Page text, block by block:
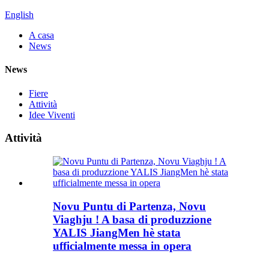
English
A casa
News
News
Fiere
Attività
Idee Viventi
Attività
Novu Puntu di Partenza, Novu
Viaghju ! A basa di produzzione
YALIS JiangMen hè stata
ufficialmente messa in opera